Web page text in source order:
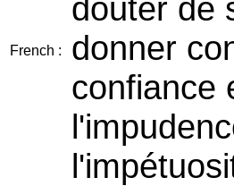
French :
douter de
donner
confiance